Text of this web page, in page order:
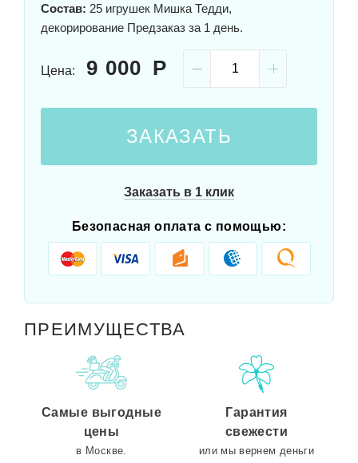
Состав: 25 игрушек Мишка Тедди,
декорирование Предзаказ за 1 день.
Цена: 9 000
ЗАКАЗАТЬ
Заказать в 1 клик
Безопасная оплата с помощью:
ПРЕИМУЩЕСТВА
Самые выгодные
цены
в Москве.
Гарантия
свежести
или мы вернем деньги